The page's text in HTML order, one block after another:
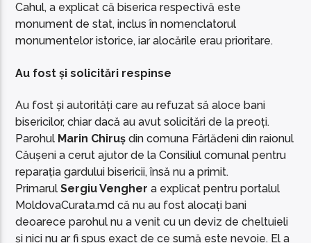
Cahul, a explicat că biserica respectivă este
monument de stat, inclus în nomenclatorul
monumentelor istorice, iar alocările erau prioritare.
Au fost și solicitări respinse
Au fost și autorități care au refuzat să aloce bani
bisericilor, chiar dacă au avut solicitări de la preoți.
Parohul Marin Chiruș din comuna Fârlădeni din raionul
Căușeni a cerut ajutor de la Consiliul comunal pentru
reparația gardului bisericii, însă nu a primit.
PrimarulSergiu Vengher a explicat pentru portalul
MoldovaCurata.md că nu au fost alocați bani
deoarece parohul nu a venit cu un deviz de cheltuieli
și nici nu ar fi spus exact de ce sumă este nevoie. El a